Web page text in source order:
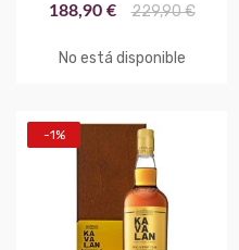
188,90 € 229,90 €
No está disponible
-1%